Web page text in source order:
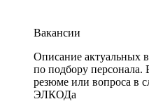
Вакансии
Описание актуальных
по подбору
резюме или вопроса в
ЭЛКОДа